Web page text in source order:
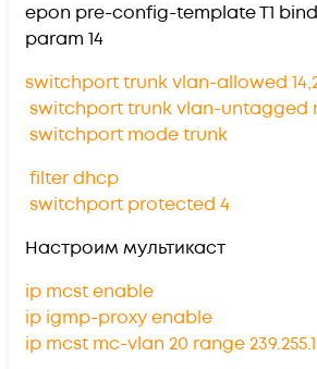
epon pre-config-template T1
param 14
switchport trunk vlan-allowed
switchport trunk vlan-untagged
switchport mode trunk
filter dhcp
switchport protected 4
Настроим мультикаст
ip mcst enable
ip igmp-proxy enable
ip mcst mc-vlan 20 range